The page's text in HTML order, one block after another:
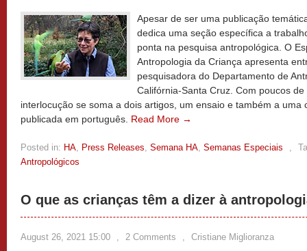
Apesar de ser uma publicação
dedica uma seção específica a
ponta na pesquisa antropológica. O
Antropologia da Criança apresenta
pesquisadora do Departamento de
Califórnia-Santa Cruz. Com poucos
interlocução se soma a dois artigos, um ensaio e também a uma
publicada em português. Read More →
Posted in: HA, Press Releases, Semana HA, Semanas Especiais ,
Antropológicos
O que as crianças têm a dizer à
August 26, 2021 15:00 , 2 Comments , Cristiane Miglioranza